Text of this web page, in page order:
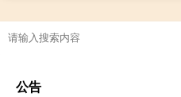
公告